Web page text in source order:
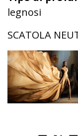
legnosi
SCATOLA